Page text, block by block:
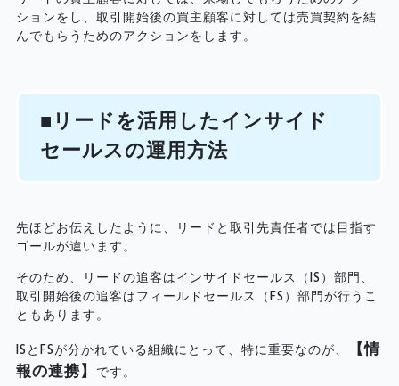
ションをし、取引開始後の買主顧客に対しては売買契約を結
んでもらうためのアクションをします。
■リードを活用したインサイド
セールスの運用方法
先ほどお伝えしたように、リードと取引先責任者では目指す
ゴールが違います。
そのため、リードの追客はインサイドセールス（IS）部門、
取引開始後の追客はフィールドセールス（FS）部門が行うこ
ともあります。
ISとFSが分かれている組織にとって、特に重要なのが、
【情
報の連携】 です。